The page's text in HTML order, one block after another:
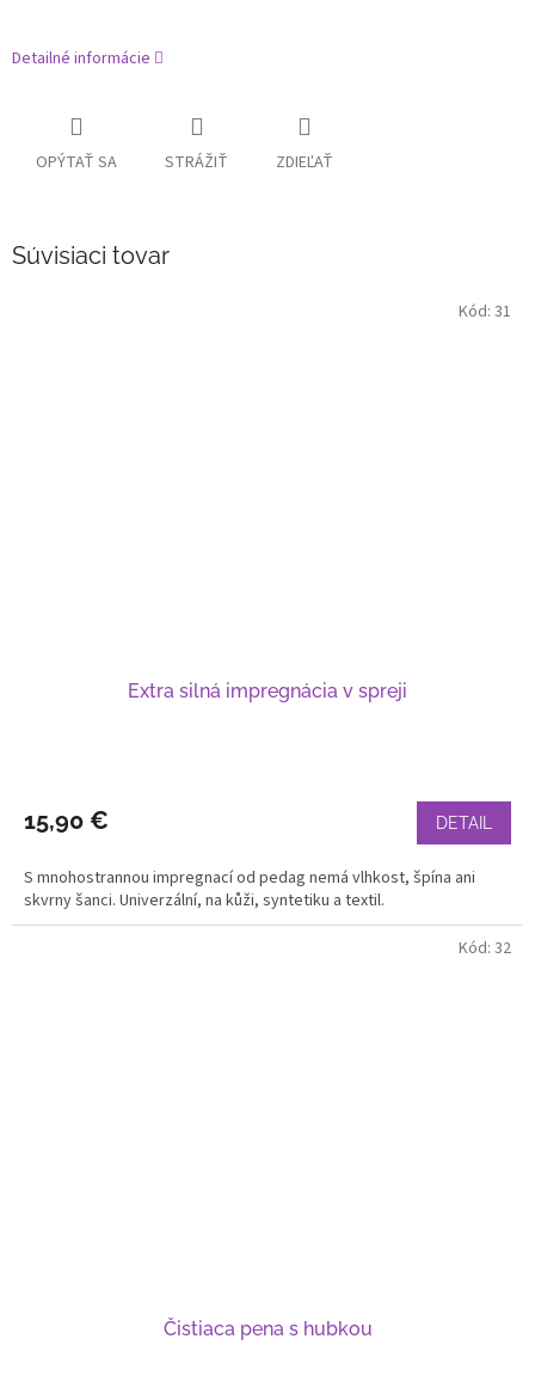
Detailné informácie
OPÝTAŤ SA STRÁŽIŤ ZDIEĽAŤ
Súvisiaci tovar
Extra silná impregnácia v spreji
15,90 € DETAIL
S mnohostrannou impregnací od pedag nemá vlhkost, špína ani
skvrny šanci. Univerzální, na kůži, syntetiku a textil.
Kód: 31
Čistiaca pena s hubkou
Kód: 32